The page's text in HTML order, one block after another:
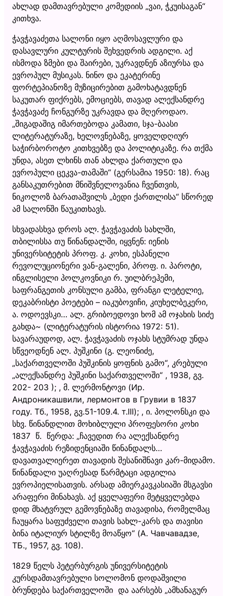
ახლად დამთავრებული კომედიის „ვაი, ჭკუისაგან“
კითხვა.
ჭავჭავაძეთა სალონი იყო აღმოსავლური და
დასავლური კულტურის შეხვედრის ადგილი. აქ
ისმოდა ზმები და შაირები, უკრავდნენ აზიურსა და
ევროპულ მუსიკას. ნინო და ეკატერინე
ფორტეპიანოზე მუზიცირებით გამოხატავდნენ
საკუთარ ფიქრებს, ემოციებს, თავად ალექსანდრე
ჭავჭავაძე ჩონგურზე უკრავდა და მღეროდაო.
„შიგადაშიგ იმართებოდა კამათი, სჯა-ბაასი
ლიტერატურაზე, ხელოვნებაზე, ყოველდღიურ
საჭირბოროტო კითხვებზე და პოლიტიკაზე. რა თქმა
უნდა, ასეთ ლხინს თან ახლდა ქართული და
ევროპული ცეკვა-თამაში“ (გერსამია 1950: 18). რაც
განსაკუთრებით მნიშვნელოვანია ჩვენთვის,
ნიკოლოზ ბარათაშვილს „ბედი ქართლისა“ სწორედ
ამ სალონში წაუკითხავს.
სხვადასხვა დროს ალ. ჭავჭავაძის სახლში,
თბილისსა თუ წინანდალში, იყვნენ: იენის
უნივერსიტეტის პროფ. კ. კოხი, ესპანელი
რევოლუციონერი ვან-გალენი, პროფ. ი. პაროტი,
ინგლისელი პოლკოვნიკი რ. უილბრეჰემი,
საფრანგეთის კონსული გამბა, ფრანგი ლეტელიე,
დეკაბრისტი პოეტები – იაკუბოვიჩი, კიუხელბეკერი,
ა. ოდოევსკი… ალ. გრიბოედოვი ხომ ამ ოჯახის სიძე
გახდა~ (ლიტერატურის ისტორია 1972: 51).
სავარაუდოდ, ალ. ჭავჭავაძის ოჯახს სტუმრად უნდა
სწვეოდნენ ალ. პუშკინი (გ. ლეონიძე,
„საქართველოში პუშკინის ყოფნის გამო“, კრებული
„ალექსანდრე პუშკინი საქართველოში“ , 1938, გვ.
202- 203 ); , მ. ლერმონტოვი (Ир.
Андроникашвили, лермонтов в Грувии в 1837
году. Тб., 1958, გვ.51-109.4. т.III); , ი. პოლონსკი და
სხვ. წინანდლით მოხიბლული პროფესორი კოხი
1837 წ. წერდა: „ჩავედით რა ალექსანდრე
ჭავჭავაძის რეზიდენციაში წინანდალს…
დავათვალიერეთ თავადის შესანიშნავი კარ-მიდამო.
წინანდალი უაღრესად წარმტაცი ადგილია
ევროპიელისათვის. არსად ამიერკავკასიაში მსგავსი
არაფერი მინახავს. აქ ყველაფერი მეტყველებდა
დიდ მხატვრულ გემოვნებაზე თავადისა, რომელმაც
ჩაუყარა საფუძველი თავის სახლ-კარს და თავისი
ბინა იტალიურ სტილზე მოაწყო“ (А. Чавчавадзе,
ТБ., 1957, გვ. 108).
1829 წელს პეტერბურგის უნივერსიტეტის
კურსდამთავრებული სოლომონ დოდაშვილი
ბრუნდება საქართველოში და აარსებს „ამხანაგურ